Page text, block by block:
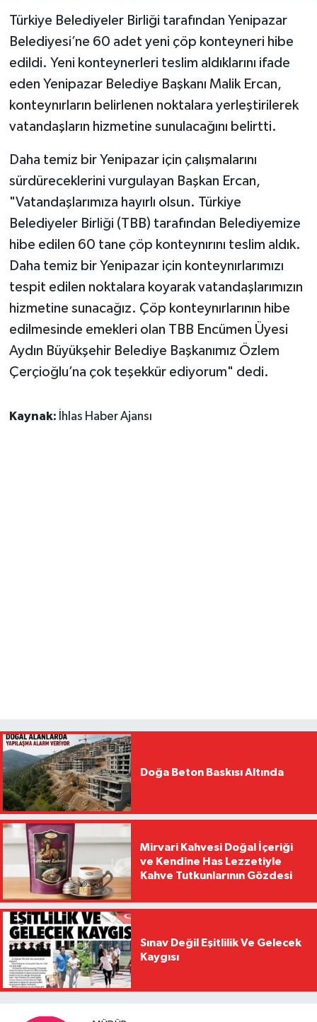
Türkiye Belediyeler Birliği tarafından Yenipazar
Belediyesi’ne 60 adet yeni çöp konteyneri hibe
edildi. Yeni konteynerleri teslim aldıklarını ifade
eden Yenipazar Belediye Başkanı Malik Ercan,
konteynırların belirlenen noktalara yerleştirilerek
vatandaşların hizmetine sunulacağını belirtti.
Daha temiz bir Yenipazar için çalışmalarını
sürdüreceklerini vurgulayan Başkan Ercan,
"Vatandaşlarımıza hayırlı olsun. Türkiye
Belediyeler Birliği (TBB) tarafından Belediyemize
hibe edilen 60 tane çöp konteynırını teslim aldık.
Daha temiz bir Yenipazar için konteynırlarımızı
tespit edilen noktalara koyarak vatandaşlarımızın
hizmetine sunacağız. Çöp konteynırlarının hibe
edilmesinde emekleri olan TBB Encümen Üyesi
Aydın Büyükşehir Belediye Başkanımız Özlem
Çerçioğlu’na çok teşekkür ediyorum" dedi.
Kaynak: İhlas Haber Ajansı
Doğa Beton Baskısı Altında
Mirvari Kahvesi Doğal İçeriği
ve Kendine Has Lezzetiyle
Kahve Tutkunlarının Gözdesi
Sınav Değil Eşitlilik Ve Gelecek
Kaygısı